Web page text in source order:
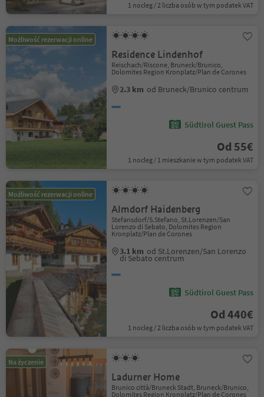
1 nocleg / 2 liczba osób w tym podatek VAT
Możliwość rezerwacji online
Residence Lindenhof
Reischach/Riscone, Bruneck/Brunico,
Dolomites Region Kronplatz/Plan de Corones
2.3 km od Bruneck/Brunico centrum
Südtirol Guest Pass
Od 55€
1 nocleg / 1 mieszkanie w tym podatek VAT
Możliwość rezerwacji online
Almdorf Haidenberg
Stefansdorf/S.Stefano, St.Lorenzen/San
Lorenzo di Sebato, Dolomites Region
Kronplatz/Plan de Corones
3.1 km od St.Lorenzen/San Lorenzo
di Sebato centrum
Südtirol Guest Pass
Od 440€
1 nocleg / 2 liczba osób w tym podatek VAT
Na życzenie
Ladurner Home
Brunico città/Bruneck Stadt, Bruneck/Brunico,
Dolomites Region Kronplatz/Plan de Corones